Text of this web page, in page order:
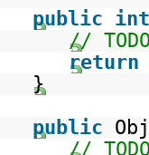
public int
//
return
}
public
//